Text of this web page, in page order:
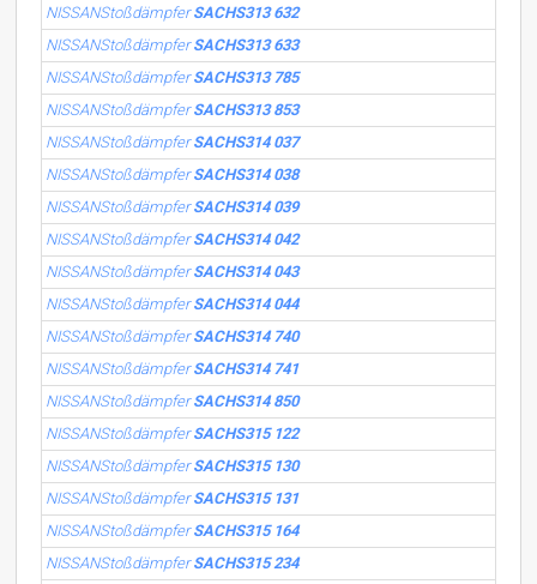
NISSANStoßdämpferSACHS313 632
NISSANStoßdämpferSACHS313 633
NISSANStoßdämpferSACHS313 785
NISSANStoßdämpferSACHS313 853
NISSANStoßdämpferSACHS314 037
NISSANStoßdämpferSACHS314 038
NISSANStoßdämpferSACHS314 039
NISSANStoßdämpferSACHS314 042
NISSANStoßdämpferSACHS314 043
NISSANStoßdämpferSACHS314 044
NISSANStoßdämpferSACHS314 740
NISSANStoßdämpferSACHS314 741
NISSANStoßdämpferSACHS314 850
NISSANStoßdämpferSACHS315 122
NISSANStoßdämpferSACHS315 130
NISSANStoßdämpferSACHS315 131
NISSANStoßdämpferSACHS315 164
NISSANStoßdämpferSACHS315 234